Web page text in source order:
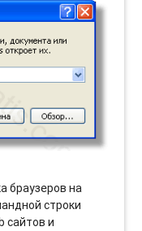
браузеров на
строки
сайтов и